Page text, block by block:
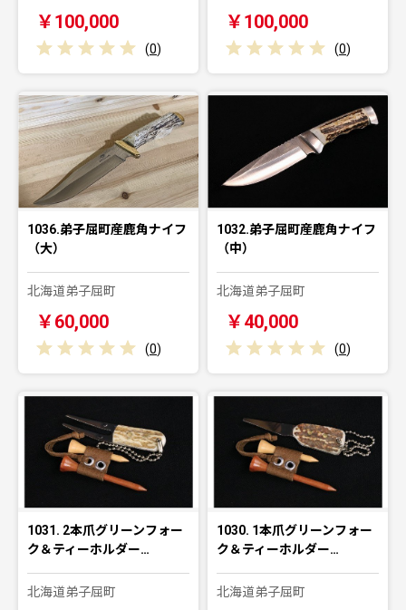
￥100,000
(0)
￥100,000
(0)
1036.弟子屈町産鹿角ナイフ
（大）
北海道弟子屈町
￥60,000
(0)
1032.弟子屈町産鹿角ナイフ
（中）
北海道弟子屈町
￥40,000
(0)
1031. 2本爪グリーンフォー
ク＆ティーホルダー…
北海道弟子屈町
1030. 1本爪グリーンフォー
ク＆ティーホルダー…
北海道弟子屈町